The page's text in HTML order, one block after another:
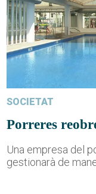
SOCIETAT
Porreres
Una empresa del
gestionarà de